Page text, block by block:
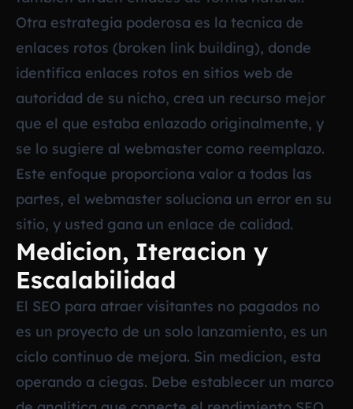
Otra estrategia poderosa es la tecnica de
enlaces rotos (broken link building), donde
identifica enlaces rotos en sitios web de
autoridad de su nicho, crea un recurso mejor
que el que estaba enlazado originalmente, y
se lo sugiere al webmaster como reemplazo.
Este enfoque proporciona valor a todas las
partes, el webmaster soluciona un error en su
sitio, y usted gana un enlace de calidad.
Medicion, Iteracion y
Escalabilidad
El SEO para atraer visitantes no pagados no
es un proyecto de un solo lanzamiento, es un
ciclo continuo de mejora. Sin medicion, esta
operando a ciegas. Debe establecer un marco